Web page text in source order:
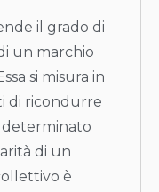
il grado di
un marchio
si misura in
di ricondurre
determinato
di un
è